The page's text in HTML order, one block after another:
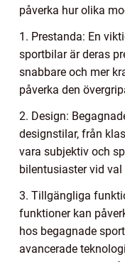
påverka hur olika
1. Prestanda: En
sportbilar är deras
snabbare och mer
påverka den
2. Design:
designstilar, från
vara subjektiv och
bilentusiaster vid
3. Tillgängliga
funktioner kan
hos begagnade
avancerade